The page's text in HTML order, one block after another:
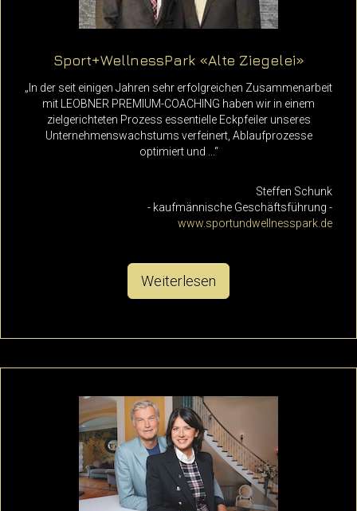
Sport+WellnessPark «Alte Ziegelei»
„In der seit einigen Jahren sehr erfolgreichen Zusammenarbeit
mit LEOBNER PREMIUM-COACHING haben wir in einem
zielgerichteten Prozess essentielle Eckpfeiler unseres
Unternehmens­wachstums verfeinert, Ablaufprozesse
optimiert und ...“
Steffen Schunk
- kaufmännische Geschäftsführung -
www.sportundwellnesspark.de
Weiterlesen